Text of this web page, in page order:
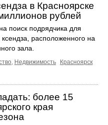
в Красноярске
рублей
поиск подрядчика для
расположенного на
зала.
, Недвижимость
Красноярск
более 15
края